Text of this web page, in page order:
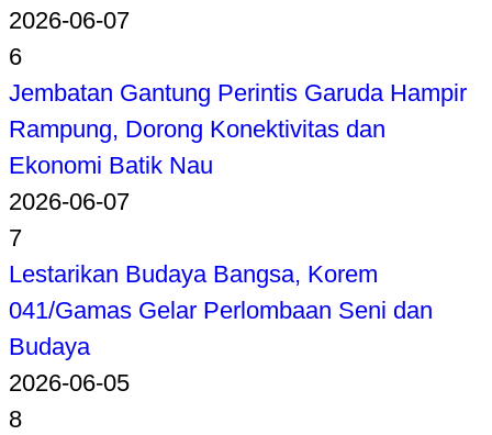
2026-06-07
6
Jembatan Gantung Perintis Garuda Hampir
Rampung, Dorong Konektivitas dan
Ekonomi Batik Nau
2026-06-07
7
Lestarikan Budaya Bangsa, Korem
041/Gamas Gelar Perlombaan Seni dan
Budaya
2026-06-05
8